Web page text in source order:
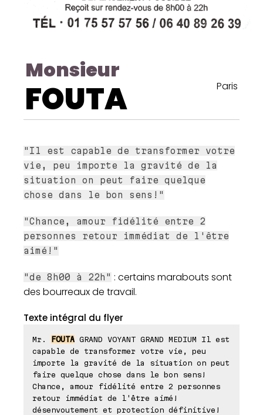
Monsieur
FOUTA Paris
"Il est capable de transformer votre
vie, peu importe la gravité de la
situation on peut faire quelque
chose dans le bon sens!"
"Chance, amour fidélité entre 2
personnes retour immédiat de l'être
aimé!"
"de 8h00 à 22h" : certains marabouts sont
des bourreaux de travail.
Texte intégral du flyer
Mr. FOUTA GRAND VOYANT GRAND MEDIUM Il est
capable de transformer votre vie, peu
importe la gravité de la situation on peut
faire quelque chose dans le bon sens!
Chance, amour fidélité entre 2 personnes
retour immédiat de l'être aimé!
désenvoutement et protection définitive!